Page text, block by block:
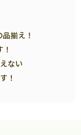
品揃え！
ない
！